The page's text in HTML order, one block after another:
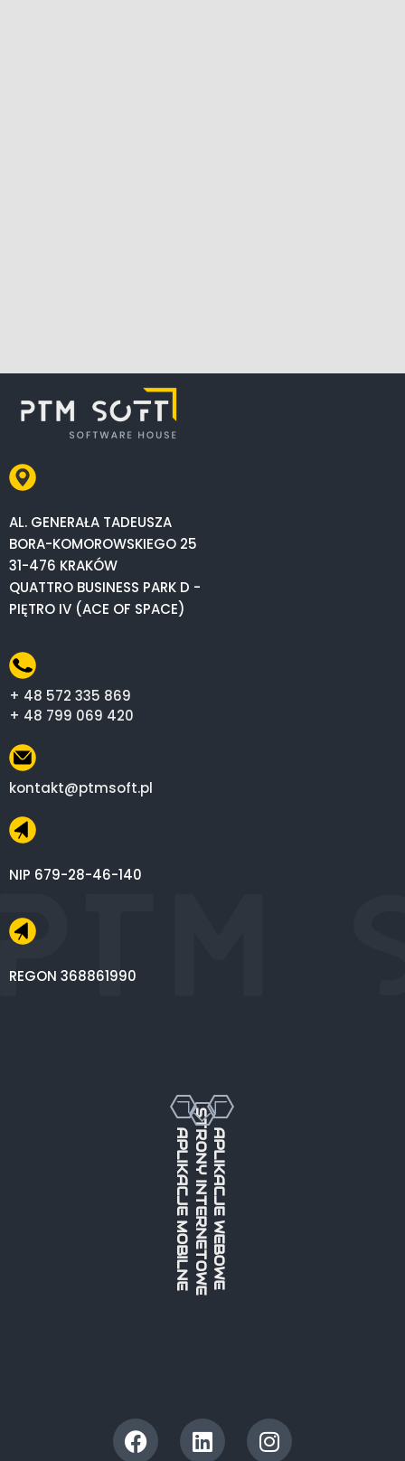
AL. GENERAŁA TADEUSZA
BORA-KOMOROWSKIEGO 25
31-476 KRAKÓW
QUATTRO BUSINESS PARK D -
PIĘTRO IV (ACE OF SPACE)
+ 48 572 335 869
+ 48 799 069 420
kontakt@ptmsoft.pl
NIP 679-28-46-140
REGON 368861990
APLIKACJE MOBILNESTRONY INTERNETOWEAPLIKACJE WEBOWE